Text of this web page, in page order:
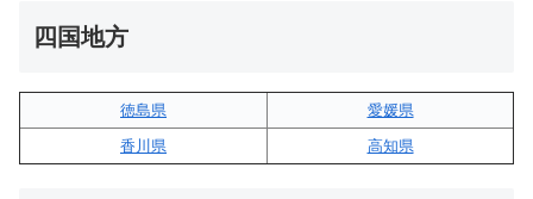
四国地方
徳島県
愛媛県
香川県
高知県